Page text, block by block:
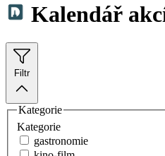
Kalendář
Filtr
Kategorie
Kategorie
gastronomie